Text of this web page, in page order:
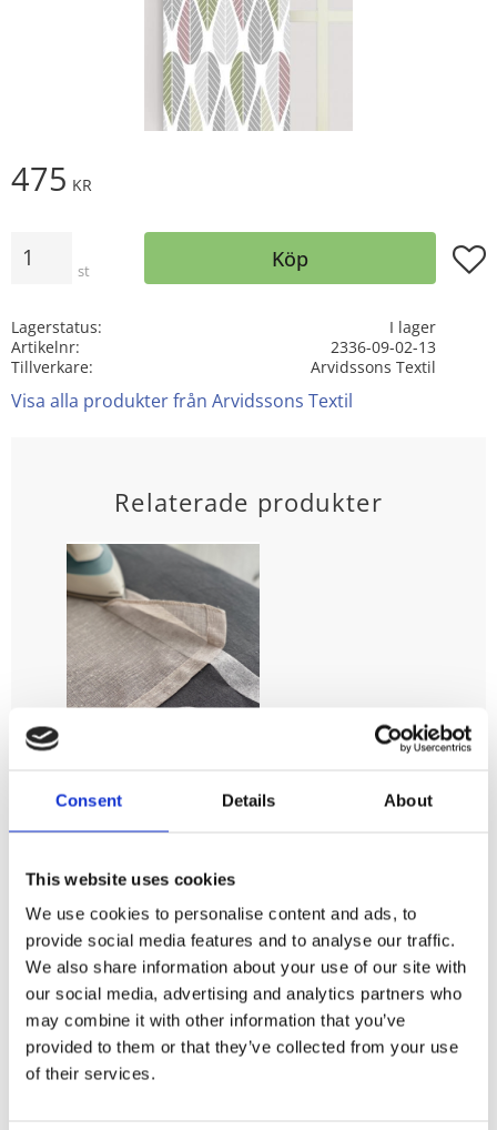
Consent Details About
This website uses cookies
We use cookies to personalise content and ads, to
provide social media features and to analyse our traffic.
We also share information about your use of our site with
our social media, advertising and analytics partners who
may combine it with other information that you’ve
provided to them or that they’ve collected from your use
of their services.
475 KR
st Köp
Lagerstatus
I lager
Artikelnr
2336-09-02-13
Tillverkare
Arvidssons Textil
Visa alla produkter från Arvidssons Textil
Relaterade produkter
Snabbfållningsband/Fållfixband
Längd 3,2 meter,
29KR
Lägg till i favoriter
KÖP
Detta grafiska mönster är inspirerat från 50-60 tal